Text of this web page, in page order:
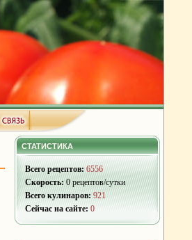
СТАТИСТИКА
Всего рецептов: 6556
Скорость:0 рецептов/сутки
Всего кулинаров: 921
Сейчас на сайте: 0